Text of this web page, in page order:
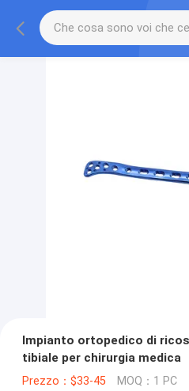
Impianto ortopedico di
tibiale per chirurgia medica
Prezzo：$33-45 MOQ：1 PC